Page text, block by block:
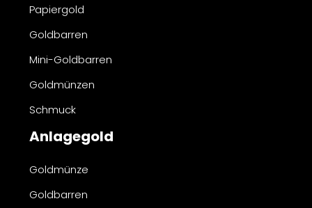
Papiergold
Goldbarren
Mini-Goldbarren
Goldmünzen
Schmuck
Anlagegold
Goldmünze
Goldbarren